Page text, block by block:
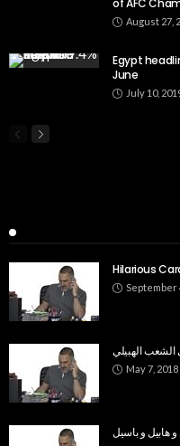
August 27,
Egypt
June
July 10,
Hilarious
September
الهبيلي
May 7, 2018